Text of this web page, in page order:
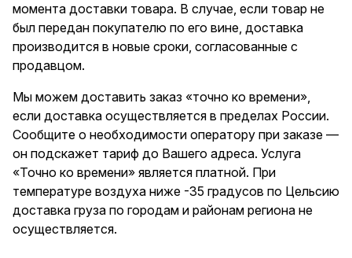
момента доставки товара. В случае, если товар не
был передан покупателю по его вине, доставка
производится в новые сроки, согласованные с
продавцом.
Мы можем доставить заказ «точно ко времени»,
если доставка осуществляется в пределах России.
Сообщите о необходимости оператору при заказе —
он подскажет тариф до Вашего адреса. Услуга
«Точно ко времени» является платной. При
температуре воздуха ниже -35 градусов по Цельсию
доставка груза по городам и районам региона не
осуществляется.